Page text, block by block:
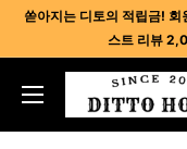
쏟아지는 디토의 적립금!
스트 리뷰